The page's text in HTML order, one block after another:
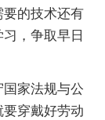
的技术还有
，争取早日
家法规与公
穿戴好劳动